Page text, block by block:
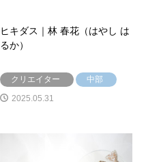
ヒキダス｜林 春花（はやし は
るか）
クリエイター
中部
2025.05.31